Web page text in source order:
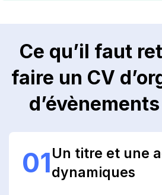
Ce qu’il faut
faire un CV
01Un titre et une
dynamiques